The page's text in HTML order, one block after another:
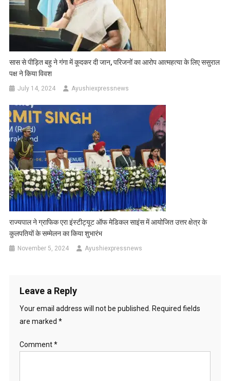
सास से पीड़ित बहु ने गंगा में कूदकर दी जान, परिजनों का आरोप आत्महत्या के लिए ससुराल
पक्ष ने किया विवश
July 14, 2024 Ayushiexpressnews
राज्यपाल ने ग्राफिक एरा इंस्टीट्यूट ऑफ मेडिकल साइंस में आयोजित उत्तर क्षेत्र के
कुलपतियों के सम्मेलन का किया शुभारंभ
November 5, 2024 Ayushiexpressnews
Leave a Reply
Your email address will not be published.
Required fields
are marked *
Comment*